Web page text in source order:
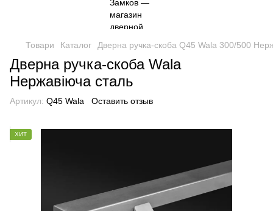
Товари Каталог Дверна ручка-скоба Q45 Wala 300/500
Дверна ручка-скоба Wala
Нержавіюча сталь
Артикул: Q45 Wala Оставить отзыв
ХИТ